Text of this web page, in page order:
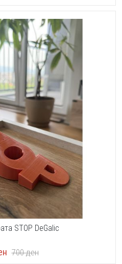
STOP DeGalic
700ден